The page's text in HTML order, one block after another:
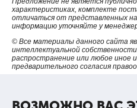
Архив измерений
измерений)
Прибор имеет
измерений, что достаточно
обследования КТП.
Прибор имеет интуитивный
характеристиках, комплекте
отличаться от представленных
информацию уточняйте у
© Все материалы данного сайта
интеллектуальной
распространение или любое иное
предварительного согласия